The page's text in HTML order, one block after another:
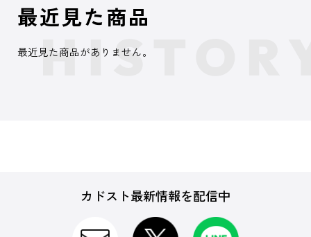
最近見た商品
最近見た商品がありません。
カドスト最新情報を配信中